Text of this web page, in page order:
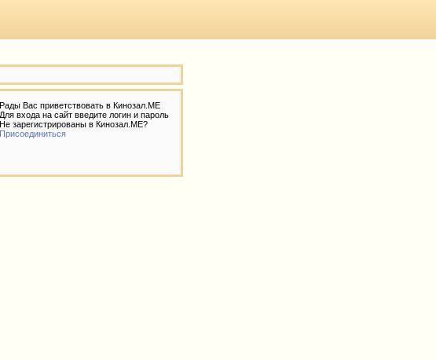
Рады Вас приветствовать в Кинозал.МЕ
Для входа на сайт введите логин и пароль
Не зарегистрированы в Кинозал.МЕ?
Присоединиться